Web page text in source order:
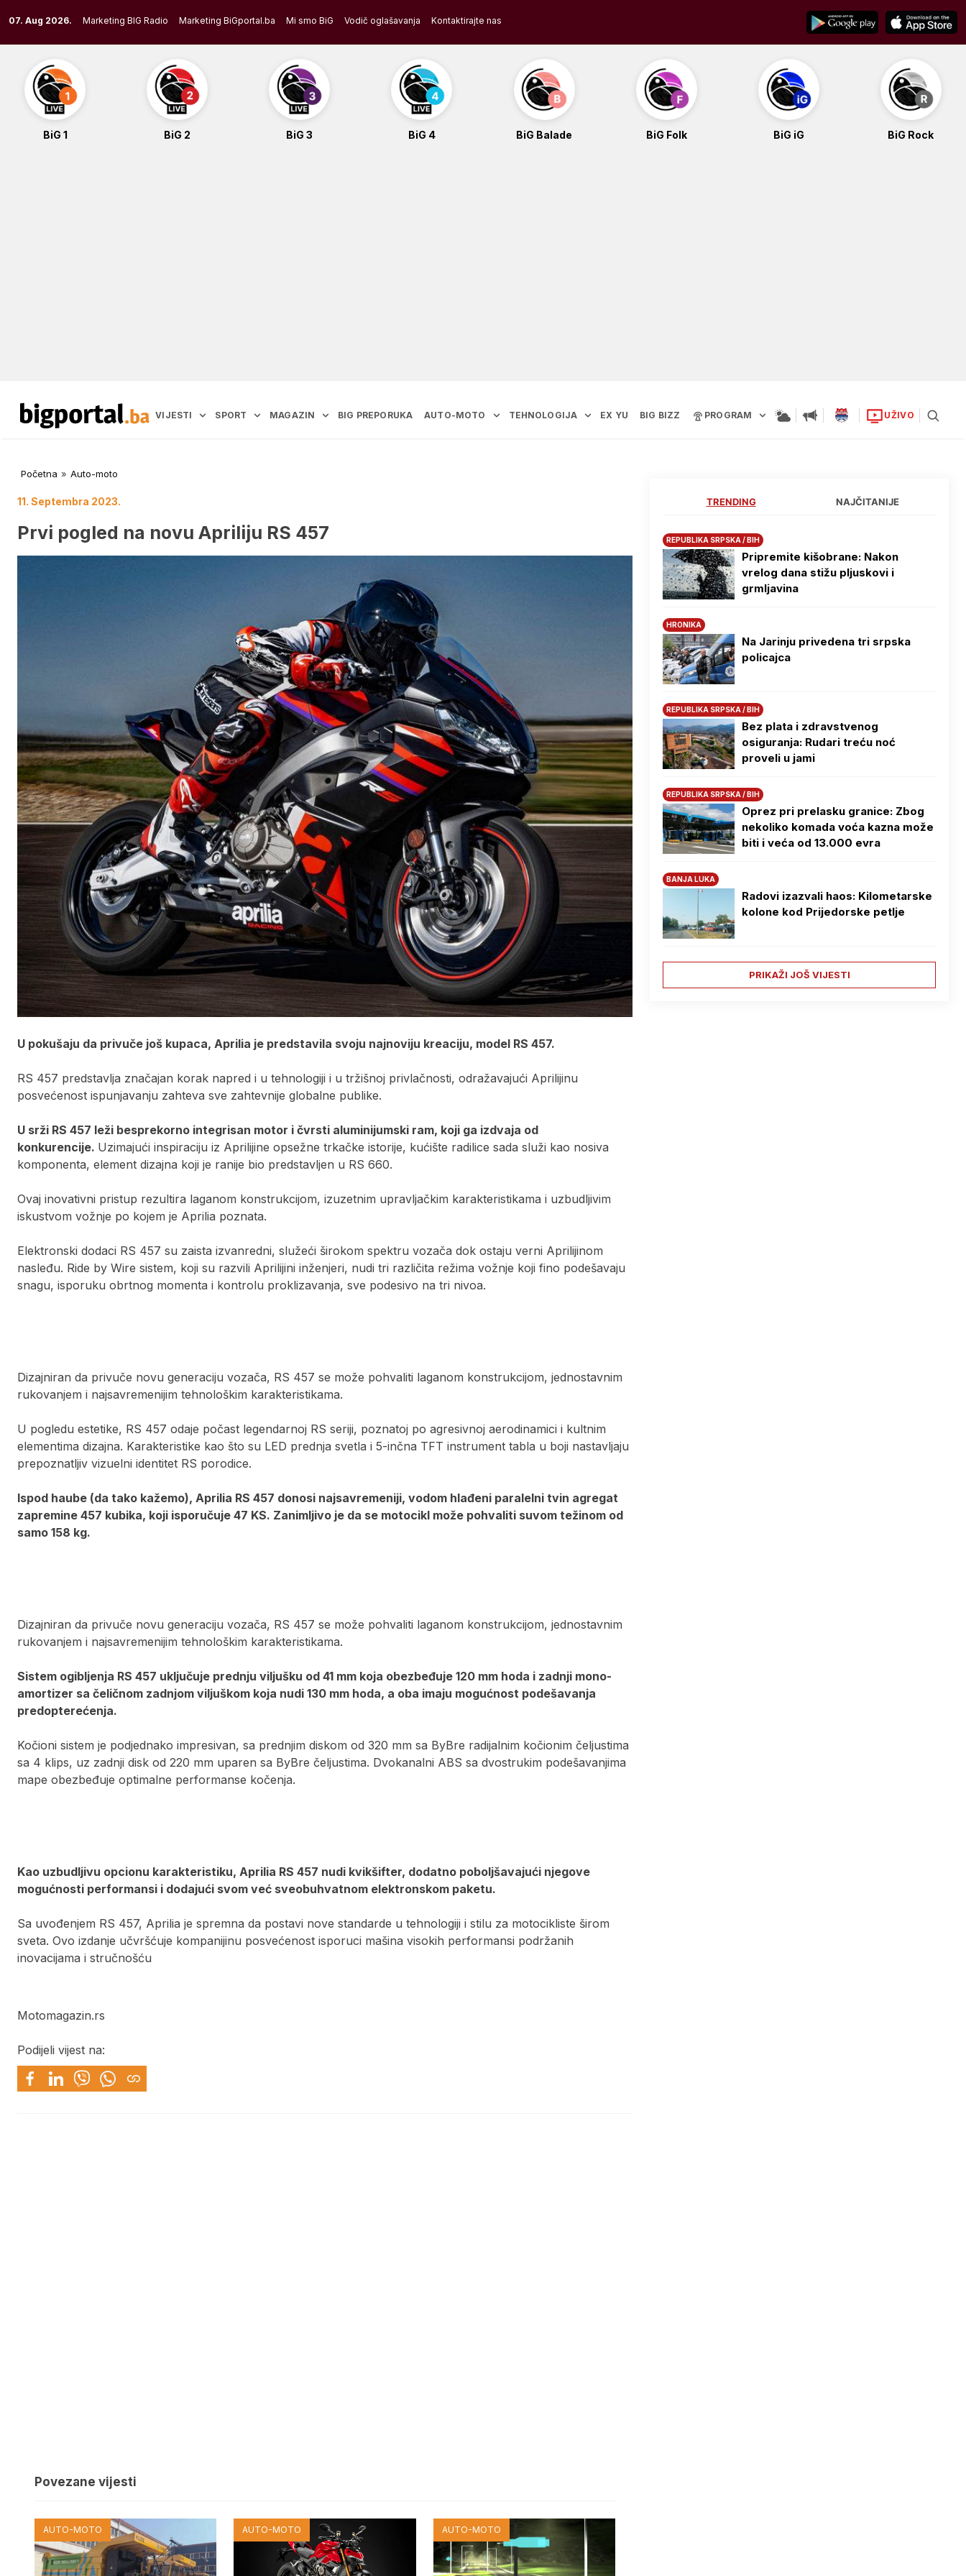
to
content
07. Aug 2026. Marketing BIG Radio Marketing BiGportal.ba Mi smo BiG Vodič oglašavanja Kontaktirajte nas
BiG 1 BiG 2 BiG 3 BiG 4 BiG Balade BiG Folk BiG iG BiG Rock
VIJESTI SPORT MAGAZIN BIG PREPORUKA AUTO-MOTO TEHNOLOGIJA EX YU BIG BIZZ PROGRAM UŽIVO
Početna » Auto-moto
11. Septembra 2023.
Prvi pogled na novu Apriliju RS 457
U pokušaju da privuče još kupaca, Aprilia je predstavila svoju najnoviju kreaciju, model RS 457.
RS 457 predstavlja značajan korak napred i u tehnologiji i u tržišnoj privlačnosti, odražavajući Aprilijinu
posvećenost ispunjavanju zahteva sve zahtevnije globalne publike.
U srži RS 457 leži besprekorno integrisan motor i čvrsti aluminijumski ram, koji ga izdvaja od
konkurencije. Uzimajući inspiraciju iz Aprilijine opsežne trkačke istorije, kućište radilice sada služi kao nosiva
komponenta, element dizajna koji je ranije bio predstavljen u RS 660.
Ovaj inovativni pristup rezultira laganom konstrukcijom, izuzetnim upravljačkim karakteristikama i uzbudljivim
iskustvom vožnje po kojem je Aprilia poznata.
Elektronski dodaci RS 457 su zaista izvanredni, služeći širokom spektru vozača dok ostaju verni Aprilijinom
nasleđu. Ride by Wire sistem, koji su razvili Aprilijini inženjeri, nudi tri različita režima vožnje koji fino podešavaju
snagu, isporuku obrtnog momenta i kontrolu proklizavanja, sve podesivo na tri nivoa.
Dizajniran da privuče novu generaciju vozača, RS 457 se može pohvaliti laganom konstrukcijom, jednostavnim
rukovanjem i najsavremenijim tehnološkim karakteristikama.
U pogledu estetike, RS 457 odaje počast legendarnoj RS seriji, poznatoj po agresivnoj aerodinamici i kultnim
elementima dizajna. Karakteristike kao što su LED prednja svetla i 5-inčna TFT instrument tabla u boji nastavljaju
prepoznatljiv vizuelni identitet RS porodice.
Ispod haube (da tako kažemo), Aprilia RS 457 donosi najsavremeniji, vodom hlađeni paralelni tvin agregat
zapremine 457 kubika, koji isporučuje 47 KS. Zanimljivo je da se motocikl može pohvaliti suvom težinom od
samo 158 kg.
Dizajniran da privuče novu generaciju vozača, RS 457 se može pohvaliti laganom konstrukcijom, jednostavnim
rukovanjem i najsavremenijim tehnološkim karakteristikama.
Sistem ogibljenja RS 457 uključuje prednju viljušku od 41 mm koja obezbeđuje 120 mm hoda i zadnji mono-
amortizer sa čeličnom zadnjom viljuškom koja nudi 130 mm hoda, a oba imaju mogućnost podešavanja
predopterećenja.
Kočioni sistem je podjednako impresivan, sa prednjim diskom od 320 mm sa ByBre radijalnim kočionim čeljustima
sa 4 klips, uz zadnji disk od 220 mm uparen sa ByBre čeljustima. Dvokanalni ABS sa dvostrukim podešavanjima
mape obezbeđuje optimalne performanse kočenja.
Kao uzbudljivu opcionu karakteristiku, Aprilia RS 457 nudi kvikšifter, dodatno poboljšavajući njegove
mogućnosti performansi i dodajući svom već sveobuhvatnom elektronskom paketu.
Sa uvođenjem RS 457, Aprilia je spremna da postavi nove standarde u tehnologiji i stilu za motocikliste širom
sveta. Ovo izdanje učvršćuje kompanijinu posvećenost isporuci mašina visokih performansi podržanih
inovacijama i stručnošću
Motomagazin.rs
Podijeli vijest na:
Povezane vijesti
AUTO-MOTO AUTO-MOTO AUTO-MOTO
TRENDING NAJČITANIJE
REPUBLIKA SRPSKA / BIH
Pripremite kišobrane: Nakon
vrelog dana stižu pljuskovi i
grmljavina
HRONIKA
Na Јarinju privedena tri srpska
policajca
REPUBLIKA SRPSKA / BIH
Bez plata i zdravstvenog
osiguranja: Rudari treću noć
proveli u jami
REPUBLIKA SRPSKA / BIH
Oprez pri prelasku granice: Zbog
nekoliko komada voća kazna može
biti i veća od 13.000 evra
BANJA LUKA
Radovi izazvali haos: Kilometarske
kolone kod Prijedorske petlje
PRIKAŽI JOŠ VIJESTI